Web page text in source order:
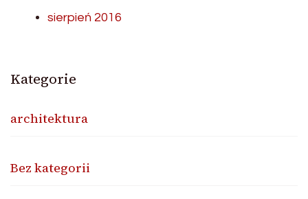
sierpień 2016
Kategorie
architektura
Bez kategorii